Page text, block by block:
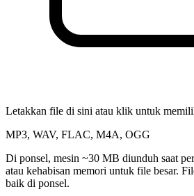
Letakkan file di sini atau klik untuk
MP3, WAV, FLAC, M4A, OGG
Di ponsel, mesin ~30 MB diunduh saat
atau kehabisan memori untuk file besar.
baik di ponsel.